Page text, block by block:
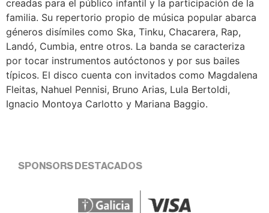
creadas para el público infantil y la participación de la
familia. Su repertorio propio de música popular abarca
géneros disímiles como Ska, Tinku, Chacarera, Rap,
Landó, Cumbia, entre otros. La banda se caracteriza
por tocar instrumentos autóctonos y por sus bailes
típicos. El disco cuenta con invitados como Magdalena
Fleitas, Nahuel Pennisi, Bruno Arias, Lula Bertoldi,
Ignacio Montoya Carlotto y Mariana Baggio.
SPONSORS DESTACADOS